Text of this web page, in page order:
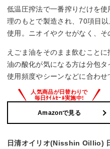
低温圧搾法で一番搾りだけを
理のもとで製造され、70項目
使用。ニオイやクセがなく、そ
えごま油をそのまま飲むことに
油の酸化が気になる方は分包タ
使用頻度やシーンなどに合わせ
Amazonで見る
日清オイリオ(Nisshin Oillio)